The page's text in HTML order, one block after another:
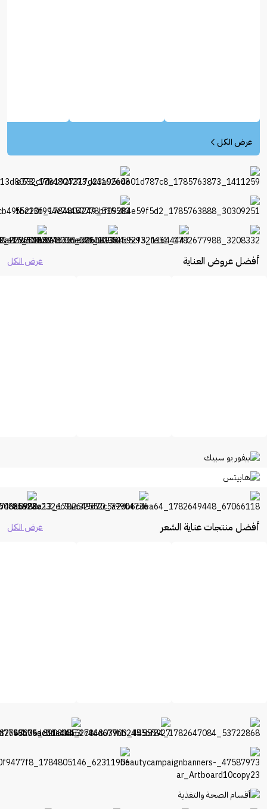
عرض الكل
أفضل عروض العناية عرض الكل
أفضل منتجات عناية الشعر عرض الكل